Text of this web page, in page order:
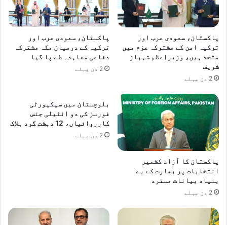
پاکستان، سعودی عرب اور
ترکیہ امن کے مشترکہ عزم میں
متحد ہیں، وزیراعظم شہباز
شریف
2 دن پہلے
پاکستان، سعودی عرب اور
ترکیہ کے درمیان مکہ مشترکہ
دفاعی معاہدہ طے پا گیا
2 دن پہلے
پاکستان کا آزاد کشمیر
انتخابات پر بھارت کے بے
بنیاد بیانات مسترد
2 دن پہلے
بلوچستان میں سیکیورٹی
فورسز کی دو انٹیلی جنس
کارروائیاں، 12 دہشت گرد ہلاک
2 دن پہلے